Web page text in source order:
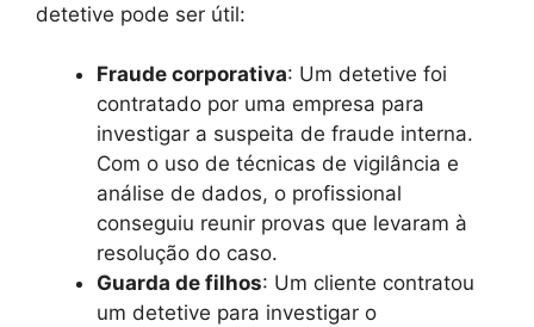
detetive pode ser útil:
Fraude corporativa: Um detetive foi
contratado por uma empresa para
investigar a suspeita de fraude interna.
Com o uso de técnicas de vigilância e
análise de dados, o profissional
conseguiu reunir provas que levaram à
resolução do caso.
Guarda de filhos: Um cliente contratou
um detetive para investigar o